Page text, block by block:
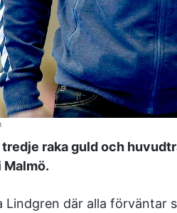
raka guld och
Lindgren där alla förväntar